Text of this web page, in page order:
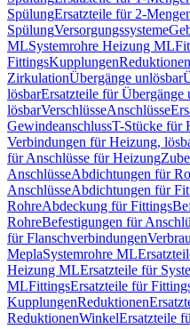
SpülungErsatzteile für 2-
SpülungVersorgungssysteme
MLSystemrohre Heizung ML
FittingsKupplungenReduktionen
ZirkulationÜbergänge unlösbar
lösbarErsatzteile für Übergänge
lösbarVerschlüsseAnschlüsse
GewindeanschlussT-Stücke für
Verbindungen für Heizung,
für Anschlüsse für Heizung
AnschlüsseAbdichtungen für
AnschlüsseAbdichtungen für
RohreAbdeckung für Fittings
RohreBefestigungen für
für Flanschverbindungen
MeplaSystemrohre ML
Heizung MLErsatzteile für
MLFittingsErsatzteile für
KupplungenReduktionen
ReduktionenWinkelErsatzteile